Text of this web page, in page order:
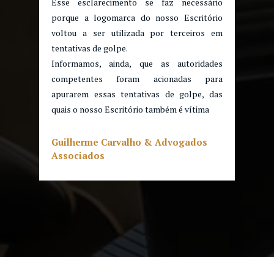
porque a logomarca do nosso Escritório
voltou a ser utilizada por terceiros em
tentativas de golpe.
Informamos, ainda, que as autoridades
competentes foram acionadas para
apurarem essas tentativas de golpe, das
quais o nosso Escritório também é vítima
Guilherme Carvalho & Advogados
Associados